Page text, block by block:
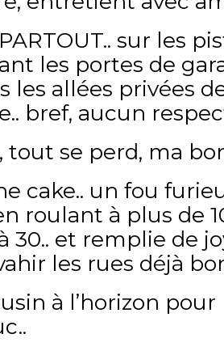
sur les
les portes de
les allées privées
bref, aucun
tout se perd, ma
cake.. un fou
roulant à plus de
30.. et remplie de
les rues déjà
à l’horizon